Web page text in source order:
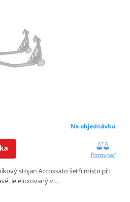
Na objednávku
Porovnať
stojan Accossato šetří místo při
Je eloxovaný v…